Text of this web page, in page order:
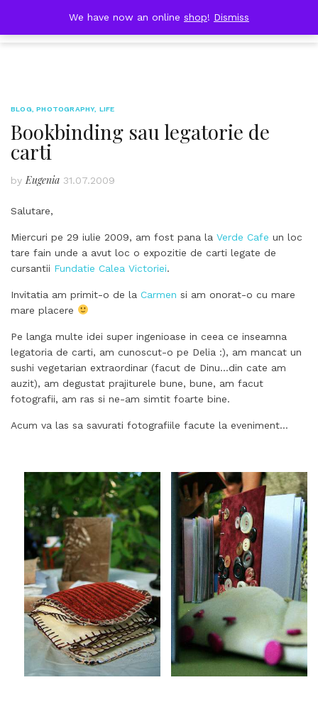
content
DOBRESTII
BLOG ,PHOTOGRAPHY, LIFE
Bookbinding sau legatorie de
carti
by Eugenia 31.07.2009
Salutare,
Miercuri pe 29 iulie 2009, am fost pana la Verde Cafe un loc
tare fain unde a avut loc o expozitie de carti legate de
cursantii Fundatie Calea Victoriei.
Invitatia am primit-o de la Carmen si am onorat-o cu mare
mare placere
Pe langa multe idei super ingenioase in ceea ce inseamna
legatoria de carti, am cunoscut-o pe Delia :), am mancat un
sushi vegetarian extraordinar (facut de Dinu…din cate am
auzit), am degustat prajiturele bune, bune, am facut
fotografii, am ras si ne-am simtit foarte bine.
Acum va las sa savurati fotografiile facute la eveniment…
We have now an online shop! Dismiss